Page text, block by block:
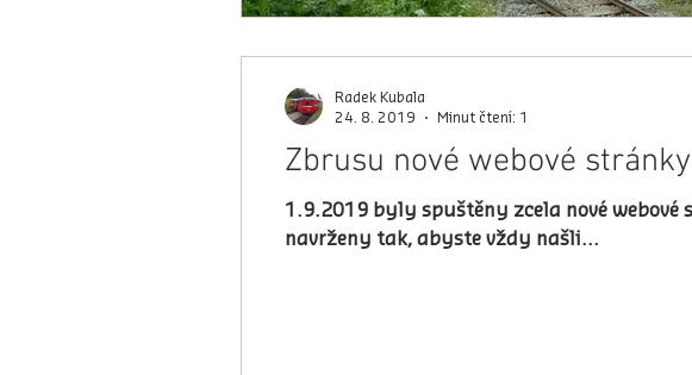
Zbrusu nové webové
1.9.2019 byly spuštěny zcela nové webové
navrženy tak, abyste vždy našli...
Radek Kubala
24. 8. 2019
Minut čtení: 1